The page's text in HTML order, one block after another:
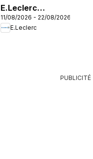
E.Leclerc
catalogue
11/08/2026 - 22/08/2026
E.Leclerc
PUBLICITÉ